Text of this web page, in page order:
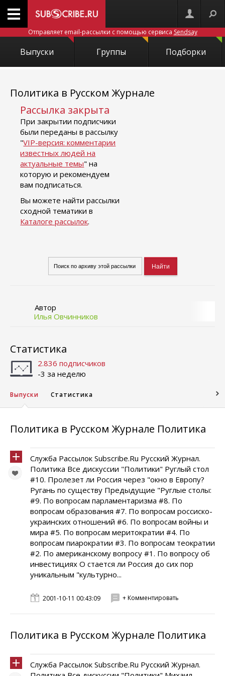
Отправляет email-рассылки с помощью сервиса Sendsay
Выпуски Группы Подборки
Политика в Русском Журнале
Рассылка закрыта
При закрытии подписчики
были переданы в рассылку
"VIP-версия: комментарии
известных людей на
актуальные темы" на
которую и рекомендуем
вам подписаться.
Вы можете найти рассылки
сходной тематики в
Каталоге рассылок.
Автор
Илья Овчинников
Статистика
2.836 подписчиков
-3 за неделю
Выпуски Статистика
Политика в Русском Журнале Политика
Служба Рассылок Subscribe.Ru Русский Журнал.
Политика Все дискуссии "Политики" Руглый стол
#10. Пролезет ли Россия через "окно в Европу?
Ругань по существу Предыдущие "Руглые столы:
#9. По вопросам парламентаризма #8. По
вопросам образования #7. По вопросам россиско-
украинских отношений #6. По вопросам войны и
мира #5. По вопросам меритократии #4. По
вопросам пиарократии #3. По вопросам теократии
#2. По американскому вопросу #1. По вопросу об
инвестициях О стается ли Россия до сих пор
уникальным "культурно...
2001-10-11 00:43:09 + Комментировать
Политика в Русском Журнале Политика
Служба Рассылок Subscribe.Ru Русский Журнал.